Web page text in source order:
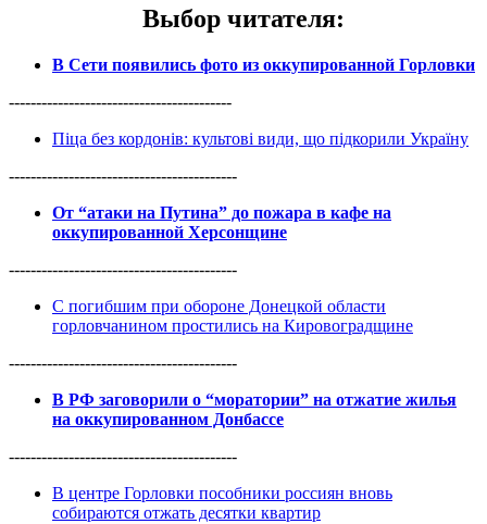
Выбор читателя:
В Сети появились фото из оккупированной Горловки
-----------------------------------------
Піца без кордонів: культові види, що підкорили Україну
------------------------------------------
От “атаки на Путина” до пожара в кафе на
оккупированной Херсонщине
------------------------------------------
С погибшим при обороне Донецкой области
горловчанином простились на Кировоградщине
------------------------------------------
В РФ заговорили о “моратории” на отжатие жилья
на оккупированном Донбассе
------------------------------------------
В центре Горловки пособники россиян вновь
собираются отжать десятки квартир